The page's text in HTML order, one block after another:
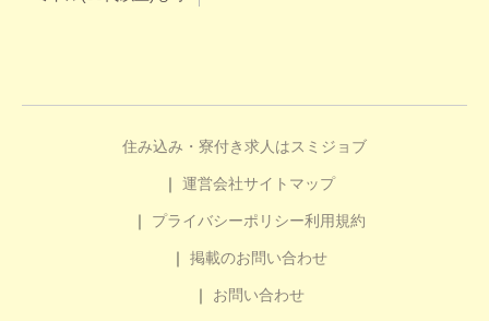
住み込み・寮付き求人はスミジョブ
運営会社サイトマップ
プライバシーポリシー利用規約
掲載のお問い合わせ
お問い合わせ